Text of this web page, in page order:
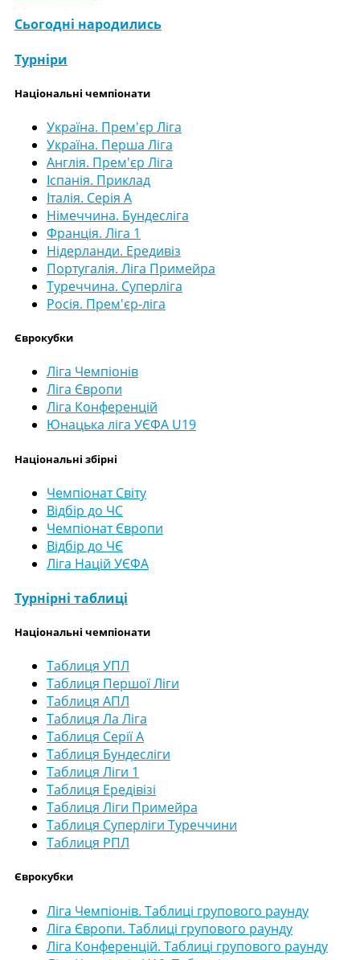
Сьогодні народились
Турніри
Національні чемпіонати
Україна. Прем'єр Ліга
Україна. Перша Ліга
Англія. Прем'єр Ліга
Іспанія. Приклад
Італія. Серія А
Німеччина. Бундесліга
Франція. Ліга 1
Нідерланди. Ередивіз
Португалія. Ліга Примейра
Туреччина. Суперліга
Росія. Прем'єр-ліга
Єврокубки
Ліга Чемпіонів
Ліга Європи
Ліга Конференцій
Юнацька ліга УЄФА U19
Національні збірні
Чемпіонат Світу
Відбір до ЧС
Чемпіонат Європи
Відбір до ЧЄ
Ліга Націй УЄФА
Турнірні таблиці
Національні чемпіонати
Таблиця УПЛ
Таблиця Першої Ліги
Таблиця АПЛ
Таблиця Ла Ліга
Таблиця Серії А
Таблиця Бундесліги
Таблиця Ліги 1
Таблиця Ередівізі
Таблиця Ліги Примейра
Таблиця Суперліги Туреччини
Таблиця РПЛ
Єврокубки
Ліга Чемпіонів. Таблиці групового раунду
Ліга Європи. Таблиці групового раунду
Ліга Конференцій. Таблиці групового раунду